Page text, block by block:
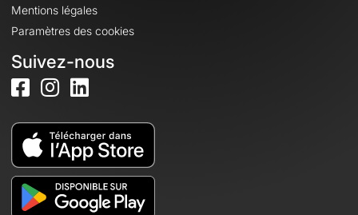
Mentions légales
Paramètres des cookies
Suivez-nous